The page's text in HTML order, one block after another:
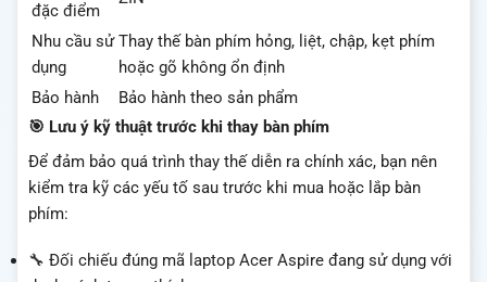
đặc điểm
Nhu cầu sử
dụng
Thay thế bàn phím hỏng, liệt, chập, kẹt phím
hoặc gõ không ổn định
Bảo hành
Bảo hành theo sản phẩm
🎯 Lưu ý kỹ thuật trước khi thay bàn phím
Để đảm bảo quá trình thay thế diễn ra chính xác, bạn nên
kiểm tra kỹ các yếu tố sau trước khi mua hoặc lắp bàn
phím:
🔧 Đối chiếu đúng mã laptop Acer Aspire đang sử dụng với